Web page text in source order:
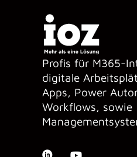
Profis für M365-
digitale
Apps, Power
Workflows, sowie